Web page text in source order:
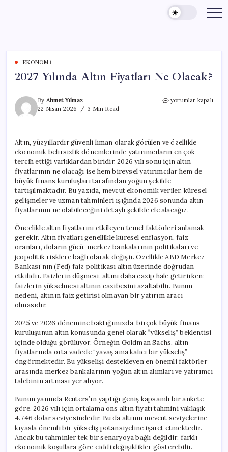
content
EKONOMI
2027 Yılında Altın Fiyatları Ne Olacak?
By Ahmet Yılmaz
22 Nisan 2026
3 Min Read
2027
Olacak?
için
yorumlar kapalı
Altın, yüzyıllardır güvenli liman olarak görülen ve özellikle
ekonomik belirsizlik dönemlerinde yatırımcıların en çok
tercih ettiği varlıklardan biridir. 2026 yılı sonu için altın
fiyatlarının ne olacağı ise hem bireysel yatırımcılar hem de
büyük finans kuruluşları tarafından yoğun şekilde
tartışılmaktadır. Bu yazıda, mevcut ekonomik veriler, küresel
gelişmeler ve uzman tahminleri ışığında 2026 sonunda altın
fiyatlarının ne olabileceğini detaylı şekilde ele alacağız.
Öncelikle altın fiyatlarını etkileyen temel faktörleri anlamak
gerekir. Altın fiyatları genellikle küresel enflasyon, faiz
oranları, doların gücü, merkez bankalarının politikaları ve
jeopolitik risklere bağlı olarak değişir. Özellikle ABD Merkez
Bankası’nın (Fed) faiz politikası altın üzerinde doğrudan
etkilidir. Faizlerin düşmesi, altını daha cazip hale getirirken;
faizlerin yükselmesi altının cazibesini azaltabilir. Bunun
nedeni, altının faiz getirisi olmayan bir yatırım aracı
olmasıdır.
2025 ve 2026 dönemine baktığımızda, birçok büyük finans
kuruluşunun altın konusunda genel olarak “yükseliş” beklentisi
içinde olduğu görülüyor. Örneğin Goldman Sachs, altın
fiyatlarında orta vadede “yavaş ama kalıcı bir yükseliş”
öngörmektedir. Bu yükselişi destekleyen en önemli faktörler
arasında merkez bankalarının yoğun altın alımları ve yatırımcı
talebinin artması yer alıyor.
Bunun yanında Reuters’ın yaptığı geniş kapsamlı bir ankete
göre, 2026 yılı için ortalama ons altın fiyatı tahmini yaklaşık
4.746 dolar seviyesindedir. Bu da altının mevcut seviyelerine
kıyasla önemli bir yükseliş potansiyeline işaret etmektedir.
Ancak bu tahminler tek bir senaryoya bağlı değildir; farklı
ekonomik koşullara göre ciddi değişiklikler gösterebilir.